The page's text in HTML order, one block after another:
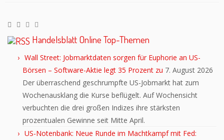
Handelsblatt Online Top-Themen
Wall Street: Jobmarktdaten sorgen für Euphorie an US-
Börsen – Software-Aktie legt 35 Prozent zu 7. August 2026
Der überraschend geschrumpfte US-Jobmarkt hat zum
Wochenausklang die Kurse beflügelt. Auf Wochensicht
verbuchten die drei großen Indizes ihre stärksten
prozentualen Gewinne seit Mitte April.
US-Notenbank: Neue Runde im Machtkampf mit Fed: